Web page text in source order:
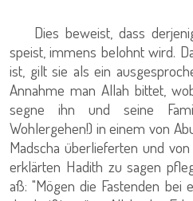
Dies beweist, dass
speist, immens belohnt wird.
ist, gilt sie als ein
Annahme man Allah bittet,
segne ihn und seine
Wohlergehen!) in einem von
Madscha überlieferten und
erklärten Hadith zu sagen
aß: "Mögen die Fastenden bei